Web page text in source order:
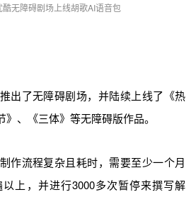
酷无障碍剧场上线胡歌AI语音包
出了无障碍剧场，并陆续上线了《热
、《三体》等无障碍版作品。
作流程复杂且耗时，需要至少一个月
上，并进行3000多次暂停来撰写解